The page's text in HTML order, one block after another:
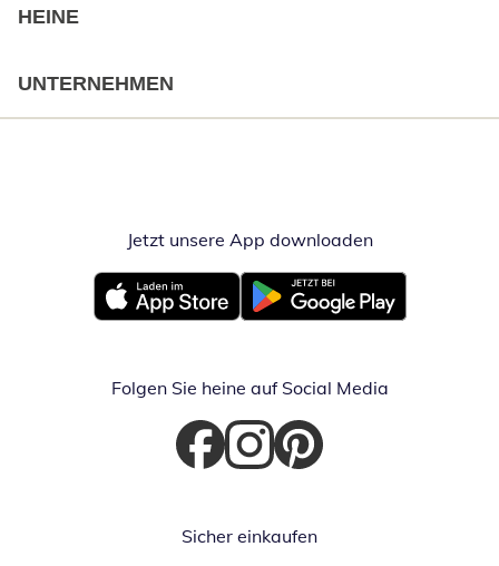
HEINE
UNTERNEHMEN
Jetzt unsere App downloadenÖffnet in
Öffnet in neuem FensterÖffnet in neuem Fenster
Folgen Sie heine auf Social Media
Öffnet in neuem Fenster
Öffnet in neuem Fenster
Öffnet in neuem Fenster
Sicher einkaufen